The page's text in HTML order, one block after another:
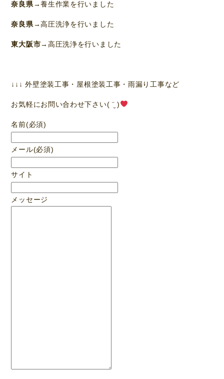
奈良県→養生作業を行いました
奈良県→高圧洗浄を行いました
東大阪市→高圧洗浄を行いました
↓↓↓ 外壁塗装工事・屋根塗装工事・雨漏り工事など
お気軽にお問い合わせ下さい( ¨̮ )
名前(必須)
メール(必須)
サイト
メッセージ